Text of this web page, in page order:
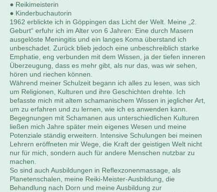
● Reikimeisterin
● Kinderbuchautorin
1962 erblickte ich in Göppingen das Licht der Welt. Meine „2.
Geburt“ erfuhr ich im Alter von 6 Jahren: Eine durch Masern
ausgelöste Meningitis und ein langes Koma überstand ich
unbeschadet. Zurück blieb jedoch eine unbeschreiblich starke
Emphatie, eng verbunden mit dem Wissen, ja der tiefen inneren
Überzeugung, dass es mehr gibt, als nur das, was wir sehen,
hören und riechen können.
Während meiner Schulzeit begann ich alles zu lesen, was sich
um Religionen, Kulturen und ihre Geschichten drehte. Ich
befasste mich mit altem schamanischem Wissen in jeglicher Art,
um zu erfahren und zu lernen, wie ich es anwenden kann.
Begegnungen mit Schamanen aus unterschiedlichen Kulturen
ließen mich Jahre später mein eigenes Wesen und meine
Potenziale ständig erweitern. Intensive Schulungen bei meinen
Lehrern eröffneten mir Wege, die Kraft der geistigen Welt nicht
nur für mich, sondern auch für andere Menschen nutzbar zu
machen.
So sind auch Ausbildungen in Reflexzonenmassage, als
Planetenschalen, meine Reiki-Meister-Ausbildung, die
Behandlung nach Dorn und meine Ausbildung zur